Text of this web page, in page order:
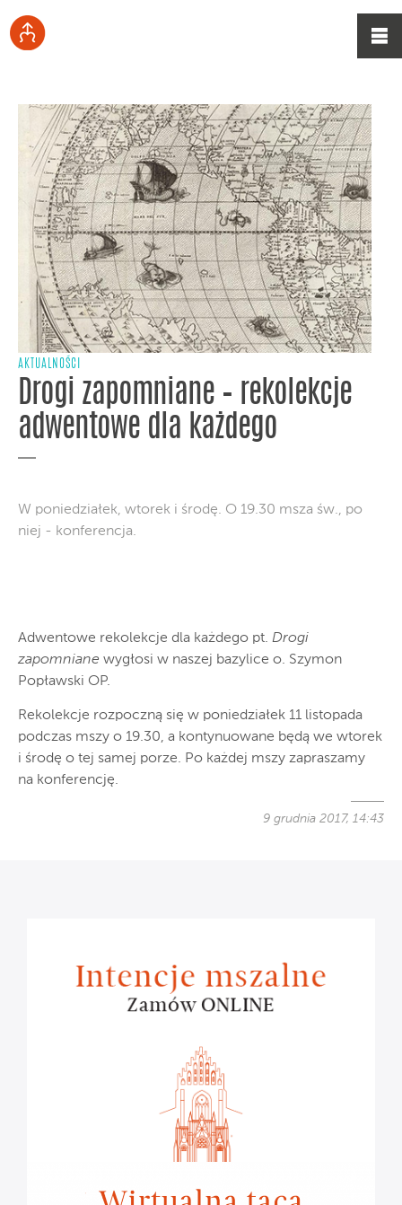
AKTUALNOŚCI
Drogi zapomniane – rekolekcje
adwentowe dla każdego
W poniedziałek, wtorek i środę. O 19.30 msza św., po
niej - konferencja.
Adwentowe rekolekcje dla każdego pt. Drogi
zapomniane wygłosi w naszej bazylice o. Szymon
Popławski OP.
Rekolekcje rozpoczną się w poniedziałek 11 listopada
podczas mszy o 19.30, a kontynuowane będą we wtorek
i środę o tej samej porze. Po każdej mszy zapraszamy
na konferencję.
9 grudnia 2017, 14:43